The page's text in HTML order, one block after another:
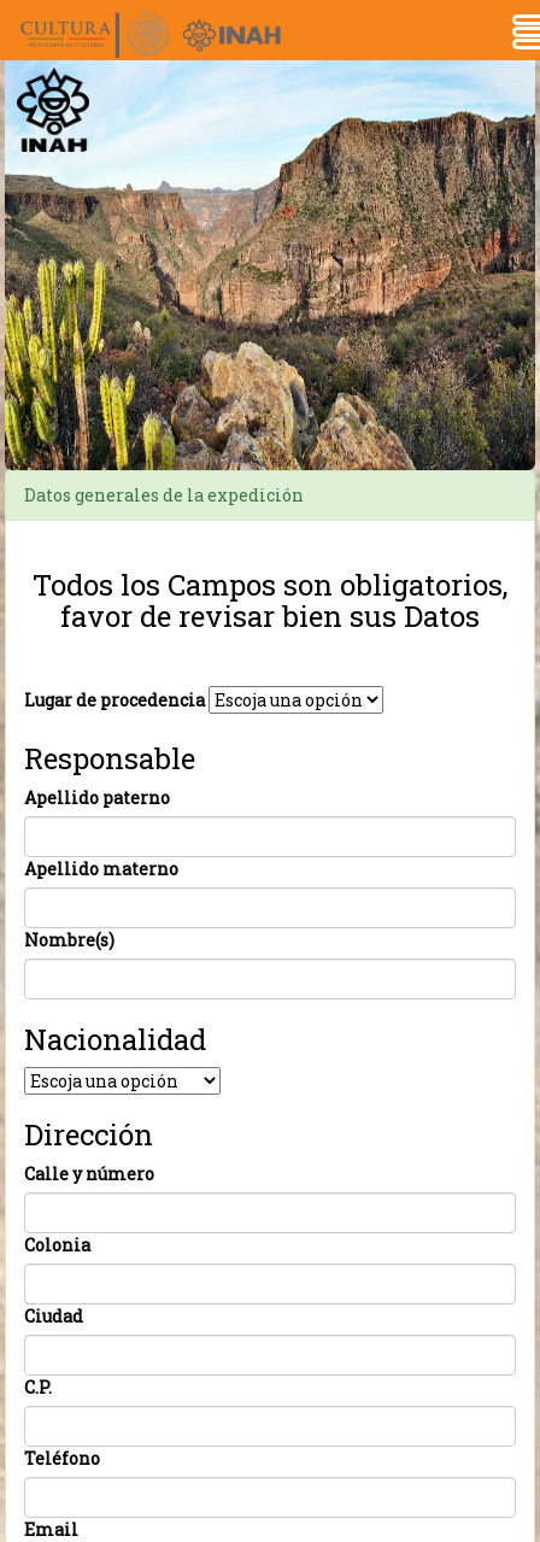
Datos generales de la expedición
Todos los Campos son obligatorios,
favor de revisar bien sus Datos
Lugar de procedencia
Responsable
Apellido paterno
Apellido materno
Nombre(s)
Nacionalidad
Dirección
Calle y número
Colonia
Ciudad
C.P.
Teléfono
Email